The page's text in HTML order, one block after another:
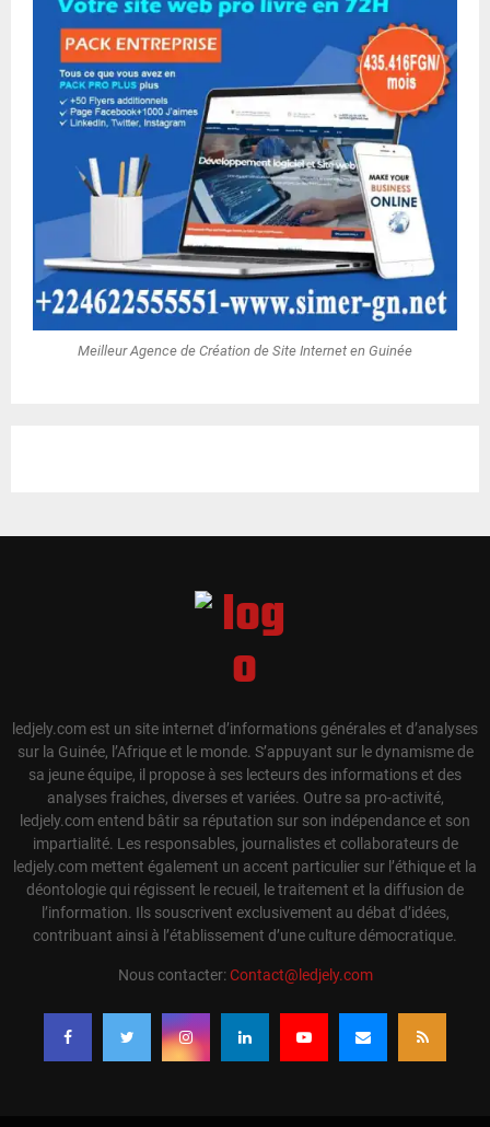
Meilleur Agence de Création de Site Internet en Guinée
ledjely.com est un site internet d’informations générales et d’analyses
sur la Guinée, l’Afrique et le monde. S’appuyant sur le dynamisme de
sa jeune équipe, il propose à ses lecteurs des informations et des
analyses fraiches, diverses et variées. Outre sa pro-activité,
ledjely.com entend bâtir sa réputation sur son indépendance et son
impartialité. Les responsables, journalistes et collaborateurs de
ledjely.com mettent également un accent particulier sur l’éthique et la
déontologie qui régissent le recueil, le traitement et la diffusion de
l’information. Ils souscrivent exclusivement au débat d’idées,
contribuant ainsi à l’établissement d’une culture démocratique.
Nous contacter:Contact@ledjely.com